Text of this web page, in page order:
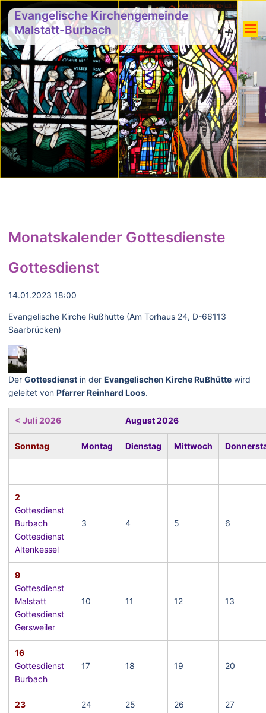
Evangelische Kirchengemeinde
Malstatt-Burbach
Monatskalender Gottesdienste
Gottesdienst
14.01.2023 18:00
Evangelische Kirche Rußhütte (Am Torhaus 24, D-66113
Saarbrücken)
Der Gottesdienst in der Evangelischen Kirche Rußhütte wird
geleitet von Pfarrer Reinhard Loos.
< Juli 2026 August 2026
Sonntag Montag Dienstag Mittwoch
2
Gottesdienst
Burbach
Gottesdienst
Altenkessel
3 4 5 6
9
Gottesdienst
Malstatt
Gottesdienst
Gersweiler
10 11 12 13
16
Gottesdienst
Burbach
17 18 19 20
23 24 25 26 27